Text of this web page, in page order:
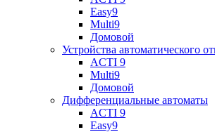
Easy9
Multi9
Домовой
Устройства автоматического
ACTI 9
Multi9
Домовой
Дифференциальные автоматы
ACTI 9
Easy9